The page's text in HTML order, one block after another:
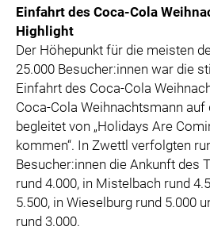
Einfahrt des Coca-Cola
Highlight
Der Höhepunkt für die meisten
25.000 Besucher:innen war die
Einfahrt des Coca-Cola
Coca-Cola Weihnachtsmann
begleitet von „Holidays Are
kommen“. In Zwettl verfolgten
Besucher:innen die Ankunft des
rund 4.000, in Mistelbach rund
5.500, in Wieselburg rund 5.000
rund 3.000.